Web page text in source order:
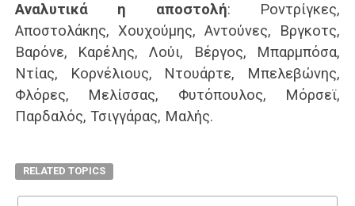
Αναλυτικά η αποστολή: Ροντρίγκες,
Αποστολάκης, Χουχούμης, Αντούνες, Βργκοτς,
Βαρόνε, Καρέλης, Λούι, Βέργος, Μπαρμπόσα,
Ντίας, Κορνέλιους, Ντουάρτε, Μπελεβώνης,
Φλόρες, Μελίσσας, Φυτόπουλος, Μόρσεϊ,
Παρδαλός, Τσιγγάρας, Μαλής.
RELATED TOPICS